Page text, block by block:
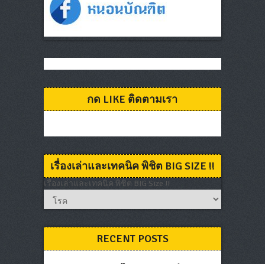
กด LIKE ติดตามเรา
เรื่องเล่าและเทคนิค พิชิต BIG SIZE !!
เรื่องเล่าและเทคนิค พิชิต BIG Size !!
RECENT POSTS